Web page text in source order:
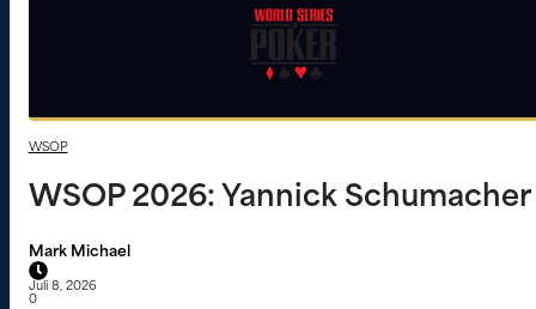
WSOP
WSOP 2026: Yannick
Mark Michael
Juli 8, 2026
0